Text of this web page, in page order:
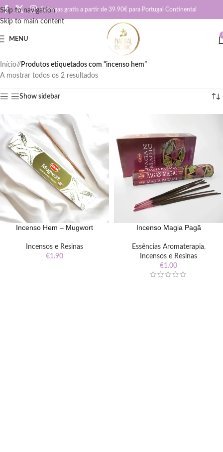
Skip to navigation
Skip to main content
Entregas gratis a partir de 39.90€ para Portugal Continental
MENU
Início/ Produtos etiquetados com “incenso hem”
A mostrar todos os 2 resultados
Show sidebar
Incenso Hem – Mugwort
Incensos e Resinas
€1.90
Incenso Magia Pagã
Essências Aromaterapia,
Incensos e Resinas
€1.00